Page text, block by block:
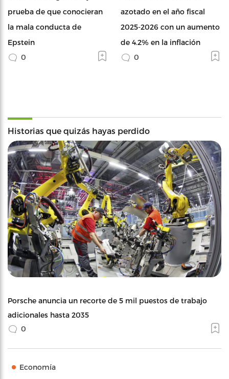
prueba de que conocieran
la mala conducta de
Epstein
0
azotado en el año fiscal
2025-2026 con un aumento
de 4.2% en la inflación
0
Historias que quizás hayas perdido
Porsche anuncia un recorte de 5 mil puestos de trabajo
adicionales hasta 2035
0
Economía